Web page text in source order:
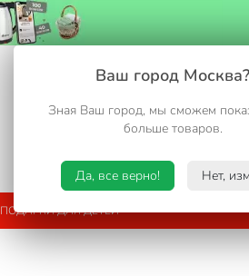
Ваш город Москва?
Зная Ваш город, мы сможем
больше товаров.
Да, все верно! Нет,
САД И ОГОРОД ТУРИЗМ.
ПОДАРКИ ДЛЯ ДЕТЕЙ